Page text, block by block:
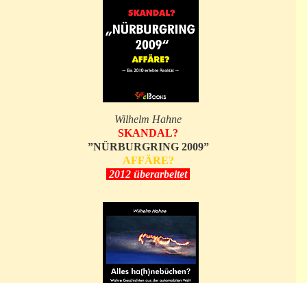
Wilhelm Hahne
SKANDAL?
”NÜRBURGRING 2009”
AFFÄRE?
2012 überarbeitet